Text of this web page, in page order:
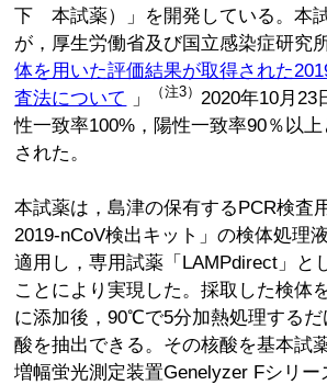
下 本試薬）」を開発している。本
が，厚生労働省及び国立感染症研究
体を用いた評価結果が取得された
査法について
」 （注3） 2020年10月23
性一致率100%，陽性一致率90％以
された。
本試薬は，島津の保有するPCR検査
2019-nCoV検出キット」の検体処理
適用し，専用試薬「LAMPdirect」と
ことにより実現した。採取した検体
に添加後，90℃で5分加熱処理する
酸を抽出できる。その核酸を基本試
増幅蛍光測定装置Genelyzer Fシリー